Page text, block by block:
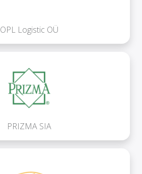
OPL Logistic OÜ
PRIZMA SIA